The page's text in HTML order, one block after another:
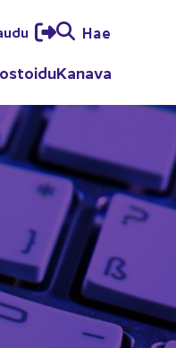
Hae
Ka­na­va